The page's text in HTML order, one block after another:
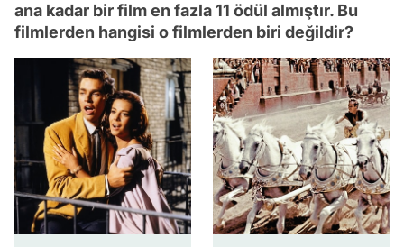
ana kadar bir film en fazla 11 ödül almıştır. Bu
filmlerden hangisi o filmlerden biri değildir?